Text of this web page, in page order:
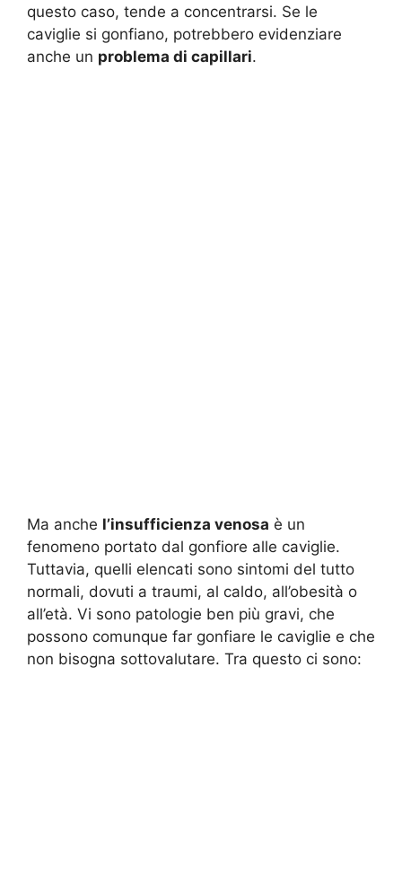
questo caso, tende a concentrarsi. Se le
caviglie si gonfiano, potrebbero evidenziare
anche un problema di capillari.
Ma anche l’insufficienza venosa è un
fenomeno portato dal gonfiore alle caviglie.
Tuttavia, quelli elencati sono sintomi del tutto
normali, dovuti a traumi, al caldo, all’obesità o
all’età. Vi sono patologie ben più gravi, che
possono comunque far gonfiare le caviglie e che
non bisogna sottovalutare. Tra questo ci sono: